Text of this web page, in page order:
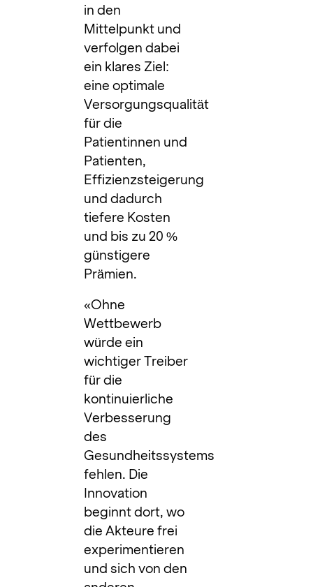
in den
Mittelpunkt und
verfolgen dabei
ein klares Ziel:
eine optimale
Versorgungsqualität
für die
Patientinnen und
Patienten,
Effizienzsteigerung
und dadurch
tiefere Kosten
und bis zu 20 %
günstigere
Prämien.
«Ohne
Wettbewerb
würde ein
wichtiger Treiber
für die
kontinuierliche
Verbesserung
des
Gesundheitssystems
fehlen. Die
Innovation
beginnt dort, wo
die Akteure frei
experimentieren
und sich von den